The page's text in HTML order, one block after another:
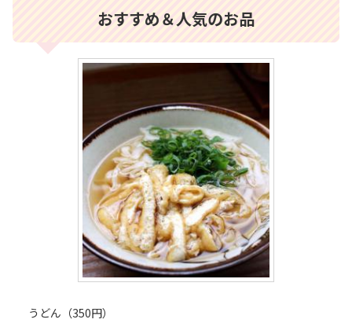
おすすめ＆人気のお品
うどん（350円）